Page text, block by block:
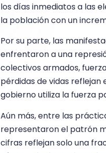
los días inmediatos a las
la población con un
Por su parte, las
enfrentaron a una
colectivos armados,
pérdidas de vidas
gobierno utiliza la fuerza
Aún más, entre las
representaron el patrón
cifras reflejan solo una